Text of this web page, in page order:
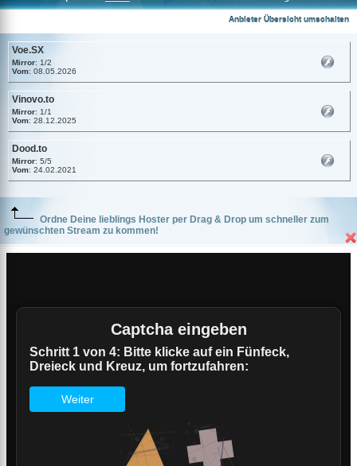
Anbieter Übersicht umschalten
Voe.SX
Mirror: 1/2
Vom: 08.05.2026
Vinovo.to
Mirror: 1/1
Vom: 28.12.2025
Dood.to
Mirror: 5/5
Vom: 24.02.2021
Ordne Deine lieblings Hoster per Drag & Drop um schneller zum
gewünschten Stream zu kommen!